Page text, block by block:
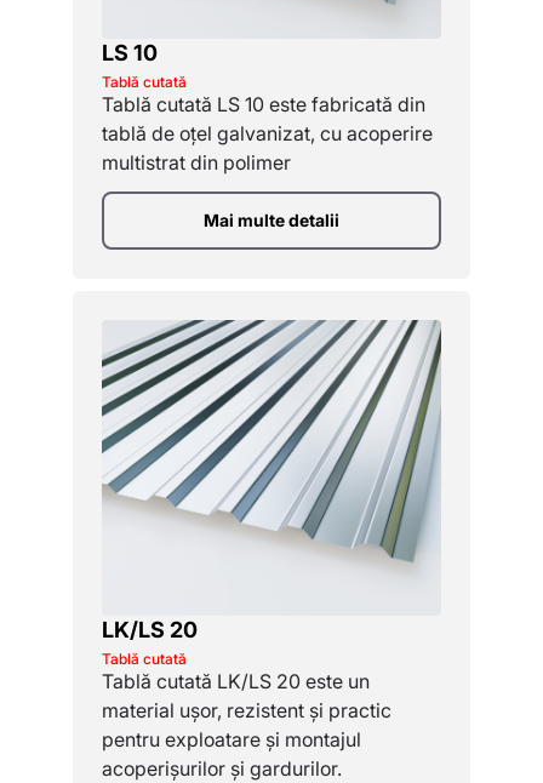
LS 10
Tablă cutată
Tablă cutată LS 10 este fabricată din
tablă de oțel galvanizat, cu acoperire
multistrat din polimer
Mai multe detalii
LK/LS 20
Tablă cutată
Tablă cutată LK/LS 20 este un
material ușor, rezistent și practic
pentru exploatare și montajul
acoperișurilor și gardurilor.